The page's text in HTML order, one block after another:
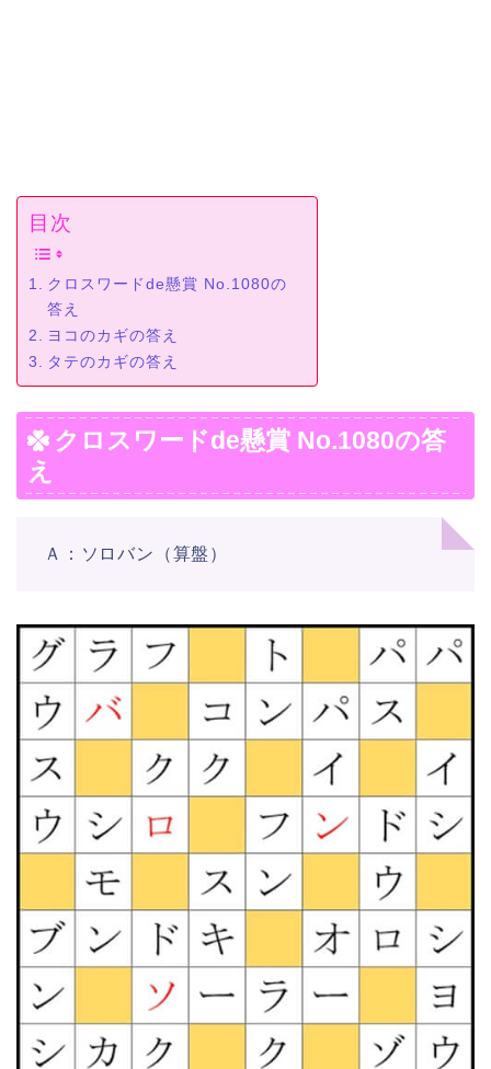
目次
クロスワードde懸賞 No.1080の
答え
ヨコのカギの答え
タテのカギの答え
クロスワードde懸賞 No.1080の答
え
Ａ：ソロバン（算盤）